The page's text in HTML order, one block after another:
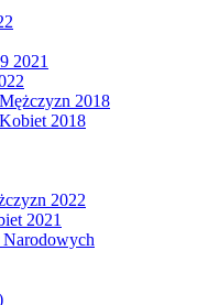
2021
2018
2018
2022
2021